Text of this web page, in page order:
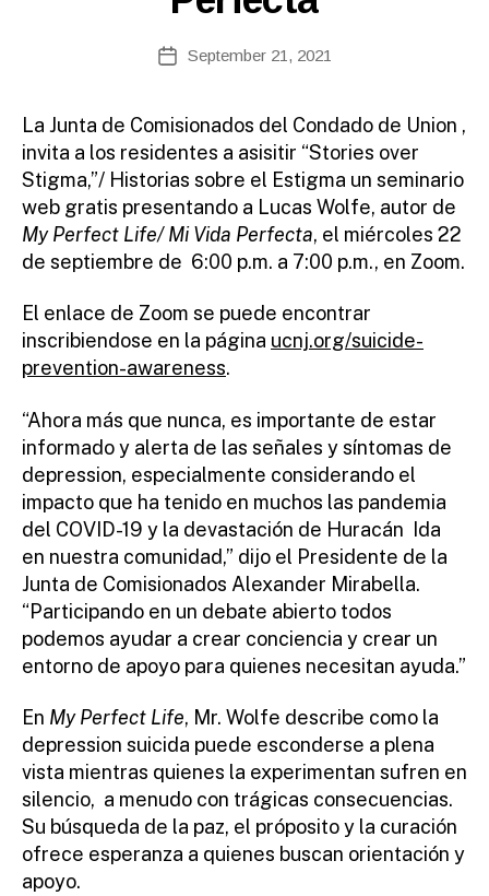
author
d
ini
st
ra
to
r
PostSeptember 21, 2021
La Junta de Comisionados del Condado de Union ,
invita a los residentes a asisitir “Stories over
Stigma,”/ Historias sobre el Estigma un seminario
web gratis presentando a Lucas Wolfe, autor de
My Perfect Life/ Mi Vida Perfecta, el miércoles 22
de septiembre de 6:00 p.m. a 7:00 p.m., en Zoom.
El enlace de Zoom se puede encontrar
inscribiendose en la página ucnj.org/suicide-
prevention-awareness.
“Ahora más que nunca, es importante de estar
informado y alerta de las señales y síntomas de
depression, especialmente considerando el
impacto que ha tenido en muchos las pandemia
del COVID-19 y la devastación de Huracán Ida
en nuestra comunidad,” dijo el Presidente de la
Junta de Comisionados Alexander Mirabella.
“Participando en un debate abierto todos
podemos ayudar a crear conciencia y crear un
entorno de apoyo para quienes necesitan ayuda.”
En My Perfect Life, Mr. Wolfe describe como la
depression suicida puede esconderse a plena
vista mientras quienes la experimentan sufren en
silencio, a menudo con trágicas consecuencias.
Su búsqueda de la paz, el próposito y la curación
ofrece esperanza a quienes buscan orientación y
apoyo.